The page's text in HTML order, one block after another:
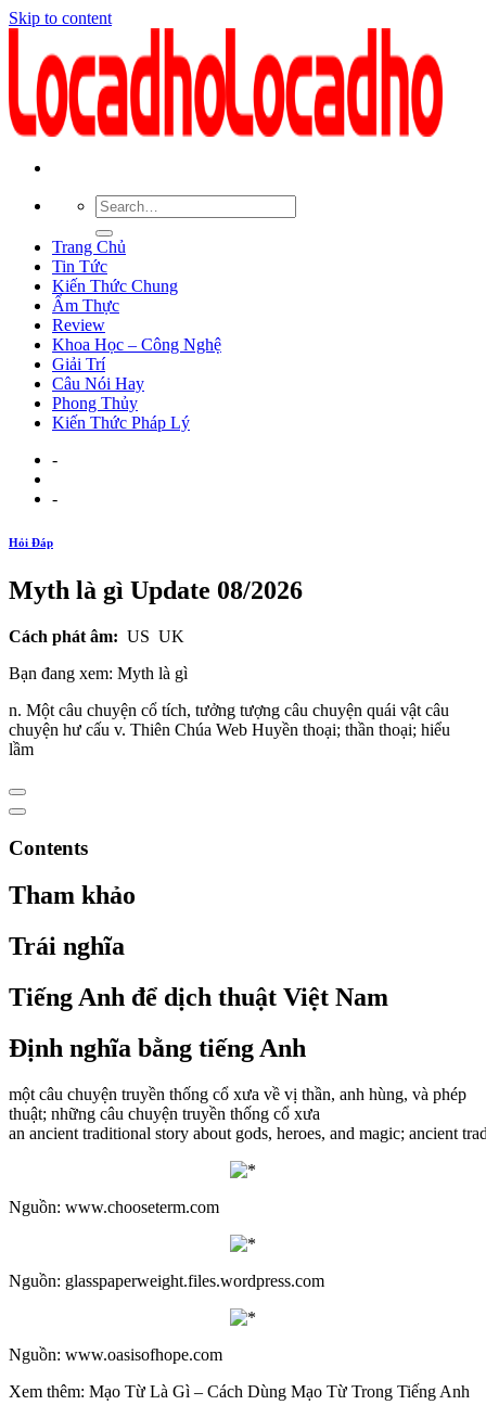
Skip to content
Trang Chủ
Tin Tức
Kiến Thức Chung
Ẩm Thực
Review
Khoa Học – Công Nghệ
Giải Trí
Câu Nói Hay
Phong Thủy
Kiến Thức Pháp Lý
-
-
Hỏi Đáp
Myth là gì Update 08/2026
Cách phát âm: US UK
Bạn đang xem: Myth là gì
n. Một câu chuyện cổ tích, tưởng tượng câu chuyện quái vật câu
chuyện hư cấu v. Thiên Chúa Web Huyền thoại; thần thoại; hiểu
lầm
Contents
Tham khảo
Trái nghĩa
Tiếng Anh để dịch thuật Việt Nam
Định nghĩa bằng tiếng Anh
một câu chuyện truyền thống cổ xưa về vị thần, anh hùng, và phép
thuật; những câu chuyện truyền thống cổ xưa
an ancient traditional story about gods, heroes, and magic; ancient
Nguồn: www.chooseterm.com
Nguồn: glasspaperweight.files.wordpress.com
Nguồn: www.oasisofhope.com
Xem thêm: Mạo Từ Là Gì – Cách Dùng Mạo Từ Trong Tiếng Anh